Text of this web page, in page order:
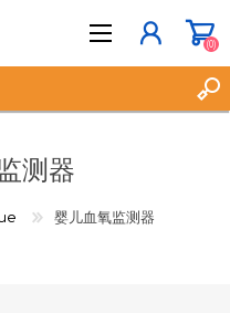
(0)
测器
婴儿血氧监测器